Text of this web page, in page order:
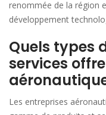
renommée de la région
développement
Quels types
services
Les entreprises